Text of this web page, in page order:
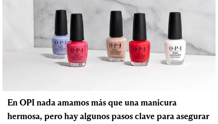
En OPI nada amamos más que una manicura
hermosa, pero hay algunos pasos clave para asegurar